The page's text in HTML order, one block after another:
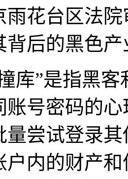
雨花台区法
背后的黑色
”是指黑客
账号密码的
量尝试登录
户内的财产